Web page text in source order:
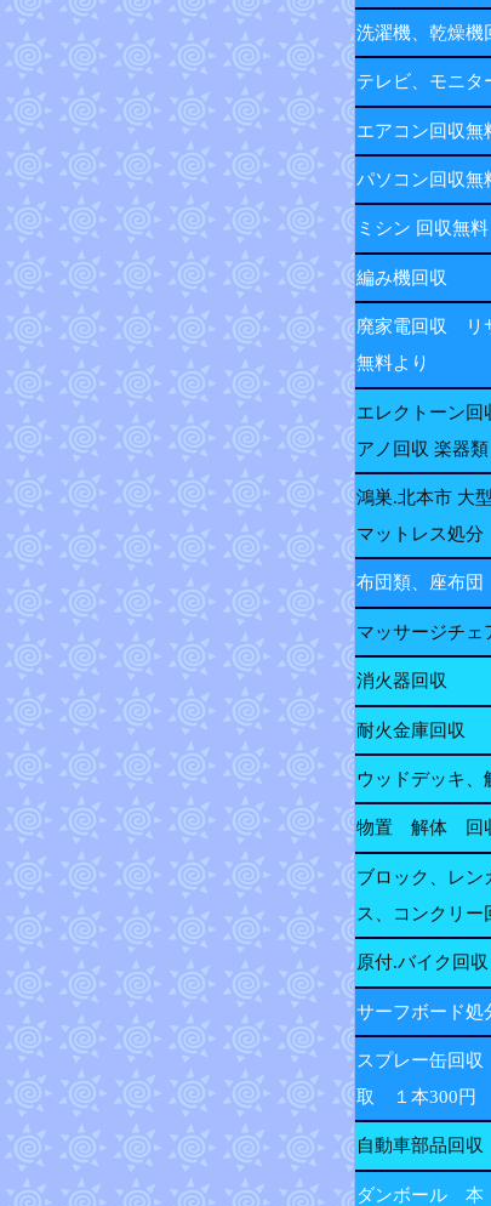
洗濯機、乾燥機
テレビ、モニ
エアコン回収無
パソコン回収無
ミシン 回収無料
編み機回収
廃家電回収 リ
無料より
エレクトーン回
アノ回収 楽器類
鴻巣.北本市 大
マットレス処分
布団類、座布
マッサージチェ
消火器回収
耐火金庫回収
ウッドデッキ、
物置 解体 回
ブロック、レン
ス、コンクリー
原付.バイク回
サーフボード処
スプレー缶回
取 １本300円
自動車部品回収
ダンボール